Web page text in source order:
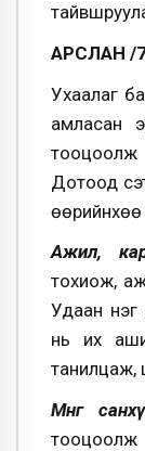
АРСЛАН /
Ухаалаг
амласан
тооцоолж
Дотоод
өөрийнхөө
Ажил,
тохиож,
Удаан нэг
нь их
танилцаж,
Мөнгө